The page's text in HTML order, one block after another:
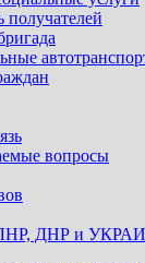
получателей
вопросы
ДНР и